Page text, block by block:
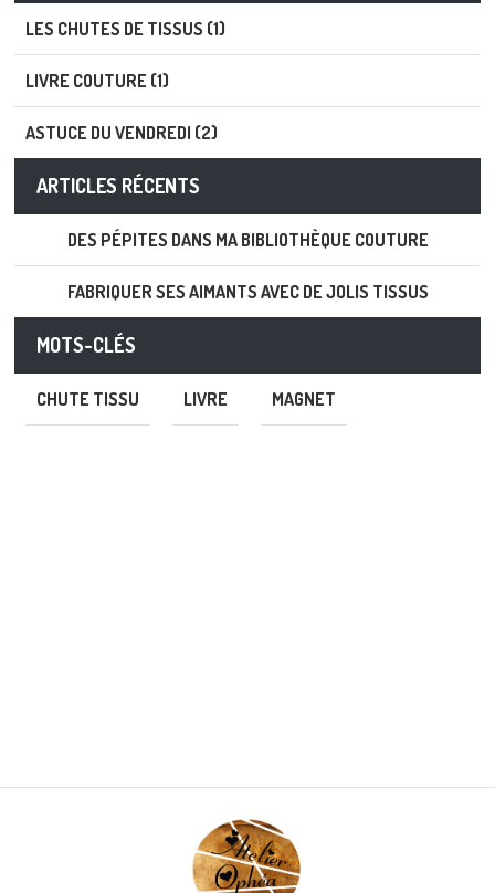
LES CHUTES DE TISSUS (1)
LIVRE COUTURE (1)
ASTUCE DU VENDREDI (2)
ARTICLES RÉCENTS
DES PÉPITES DANS MA BIBLIOTHÈQUE COUTURE
FABRIQUER SES AIMANTS AVEC DE JOLIS TISSUS
MOTS-CLÉS
CHUTE TISSU LIVRE MAGNET